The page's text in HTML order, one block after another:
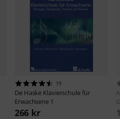
19
De Haske Klavierschule für
Erwachsene 1
266 kr